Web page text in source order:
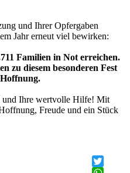
und Ihrer Opfergaben
Jahr erneut viel bewirken:
Familien in Not erreichen.
zu diesem besonderen Fest
Ihre wertvolle Hilfe! Mit
Freude und ein Stück